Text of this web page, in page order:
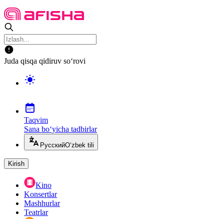
Juda qisqa qidiruv so‘rovi
Taqvim
Sana bo‘yicha tadbirlar
РусскийO‘zbek tili
Kirish
Kino
Konsertlar
Mashhurlar
Teatrlar